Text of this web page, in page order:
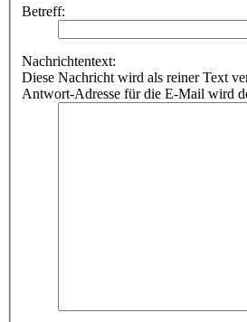
Betreff:
Nachrichtentext:
Diese Nachricht wird als reiner Text
Antwort-Adresse für die E-Mail wird